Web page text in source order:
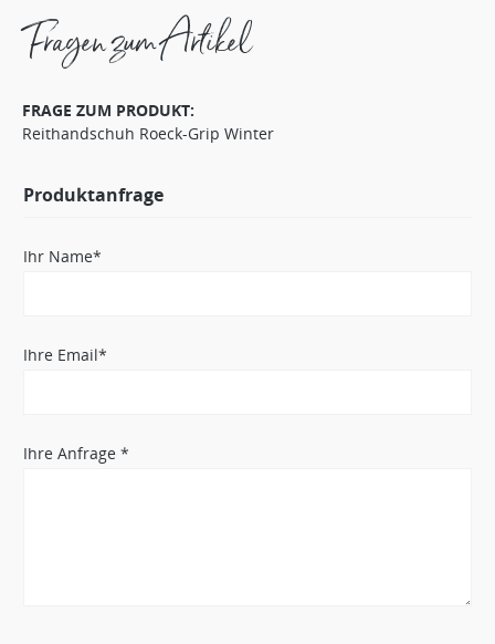
Fragen zum Artikel
FRAGE ZUM PRODUKT:
Reithandschuh Roeck-Grip Winter
Produktanfrage
Ihr Name*
Ihre Email*
Ihre Anfrage *